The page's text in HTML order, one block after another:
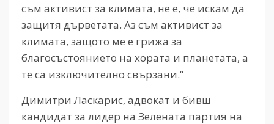
съм активист за климата, не е, че искам да
защитя дърветата. Аз съм активист за
климата, защото ме е грижа за
благосъстоянието на хората и планетата, а
те са изключително свързани.“
Димитри Ласкарис, адвокат и бивш
кандидат за лидер на Зелената партия на